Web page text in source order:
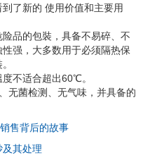
了新的 使用价值和主要用
品的包裝，具备不易碎、不
强，大多数用于必须隔热保
不适合超出60℃。
无菌检测、无气味，并具备的
售背后的故事
其处理